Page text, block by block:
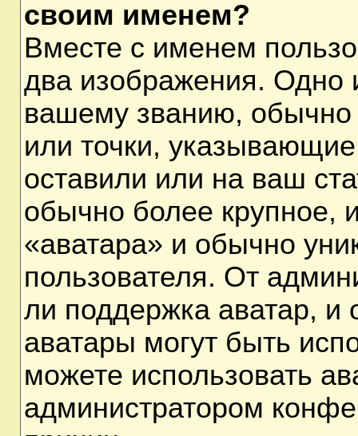
своим именем?
Вместе с именем
два изображения. Одно
вашему званию, обычно
или точки,
оставили или на ваш
обычно более крупное,
«аватара» и обычно
пользователя. От
ли поддержка аватар, и
аватары могут быть
можете использовать
администратором